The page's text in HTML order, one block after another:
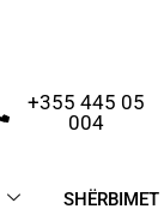
+355 445 05
004
SHËRBIMET